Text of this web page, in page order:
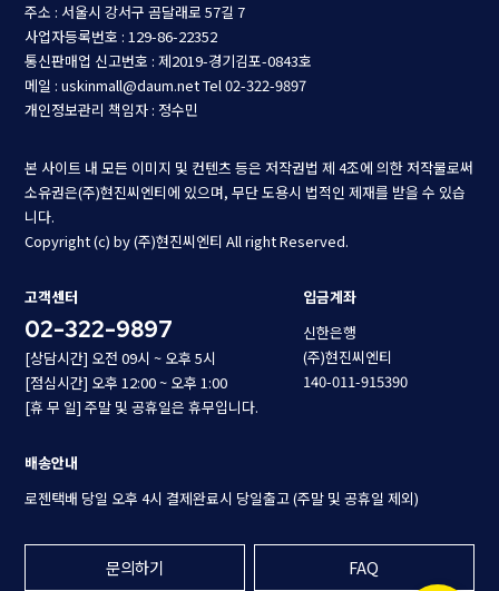
주소 : 서울시 강서구 곰달래로 57길 7
사업자등록번호 : 129-86-22352
통신판매업 신고번호 : 제2019-경기김포-0843호
메일 : uskinmall@daum.netTel 02-322-9897
개인정보관리 책임자 : 정수민
본 사이트 내 모든 이미지 및 컨텐츠 등은 저작권법 제 4조에 의한 저작물로써
소유권은(주)현진씨엔티에 있으며, 무단 도용시 법적인 제재를 받을 수 있습
니다.
Copyright (c) by (주)현진씨엔티 All right Reserved.
고객센터
02-322-9897
[상담시간] 오전 09시 ~ 오후 5시
[점심시간] 오후 12:00 ~ 오후 1:00
[휴 무 일] 주말 및 공휴일은 휴무입니다.
입금계좌
신한은행
(주)현진씨엔티
140-011-915390
배송안내
로젠택배 당일 오후 4시 결제완료시 당일출고 (주말 및 공휴일 제외)
문의하기 FAQ